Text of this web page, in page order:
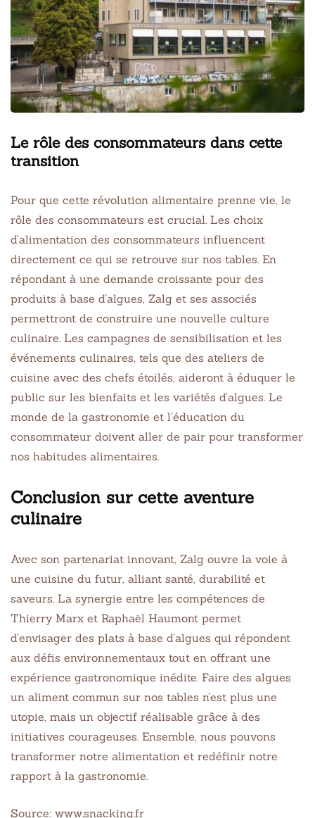
Le rôle des consommateurs dans cette
transition
Pour que cette révolution alimentaire prenne vie, le
rôle des consommateurs est crucial. Les choix
d’alimentation des consommateurs influencent
directement ce qui se retrouve sur nos tables. En
répondant à une demande croissante pour des
produits à base d’algues, Zalg et ses associés
permettront de construire une nouvelle culture
culinaire. Les campagnes de sensibilisation et les
événements culinaires, tels que des ateliers de
cuisine avec des chefs étoilés, aideront à éduquer le
public sur les bienfaits et les variétés d’algues. Le
monde de la gastronomie et l’éducation du
consommateur doivent aller de pair pour transformer
nos habitudes alimentaires.
Conclusion sur cette aventure
culinaire
Avec son partenariat innovant, Zalg ouvre la voie à
une cuisine du futur, alliant santé, durabilité et
saveurs. La synergie entre les compétences de
Thierry Marx et Raphaël Haumont permet
d’envisager des plats à base d’algues qui répondent
aux défis environnementaux tout en offrant une
expérience gastronomique inédite. Faire des algues
un aliment commun sur nos tables n’est plus une
utopie, mais un objectif réalisable grâce à des
initiatives courageuses. Ensemble, nous pouvons
transformer notre alimentation et redéfinir notre
rapport à la gastronomie.
Source: www.snacking.fr